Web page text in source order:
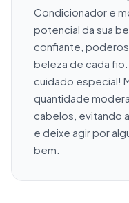
Condicionador e
potencial da sua
confiante,
beleza de cada
cuidado especial!
quantidade
cabelos, evitando
e deixe agir por
bem.